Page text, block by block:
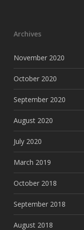
Archives
November 2020
October 2020
September 2020
August 2020
July 2020
March 2019
October 2018
September 2018
August 2018